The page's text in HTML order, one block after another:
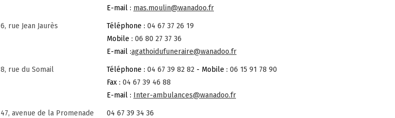
E-mail : mas.moulin@wanadoo.fr
6, rue Jean Jaurès Téléphone : 04 67 37 26 19
Mobile : 06 80 27 37 36
E-mail :agathoidufuneraire@wanadoo.fr
8, rue du Somail Téléphone : 04 67 39 82 82 - Mobile : 06 15 91 78 90
Fax : 04 67 39 46 88
E-mail : Inter-ambulances@wanadoo.fr
47, avenue de la Promenade 04 67 39 34 36